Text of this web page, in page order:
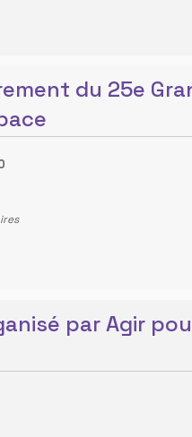
du 25e
par Agir